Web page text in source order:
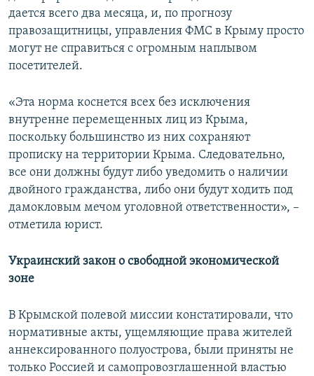
дается всего два месяца, и, по прогнозу
правозащитницы, управления ФМС в Крыму просто
могут не справиться с огромным наплывом
посетителей.
«Эта норма коснется всех без исключения
внутренне перемещенных лиц из Крыма,
поскольку большинство из них сохраняют
прописку на территории Крыма. Следовательно,
все они должны будут либо уведомить о наличии
двойного гражданства, либо они будут ходить под
дамокловым мечом уголовной ответственности», –
отметила юрист.
Украинский закон о свободной экономической
зоне
В Крымской полевой миссии констатировали, что
нормативные акты, ущемляющие права жителей
аннексированного полуострова, были приняты не
только Россией и самопровозглашенной властью